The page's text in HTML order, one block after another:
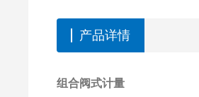
产品详情
组合阀式计量